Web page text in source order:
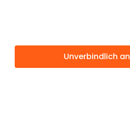
Unverbindlich